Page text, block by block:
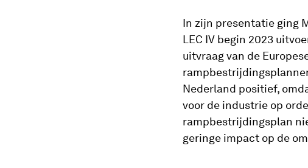
In zijn presentatie ging
LEC IV begin 2023
uitvraag van de
Nederland positief,
voor de industrie op
rampbestrijdingsplan
geringe impact op de